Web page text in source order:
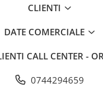
plajaCLIENTI
DATE COMERCIALE
CALL CENTER -
0744294659